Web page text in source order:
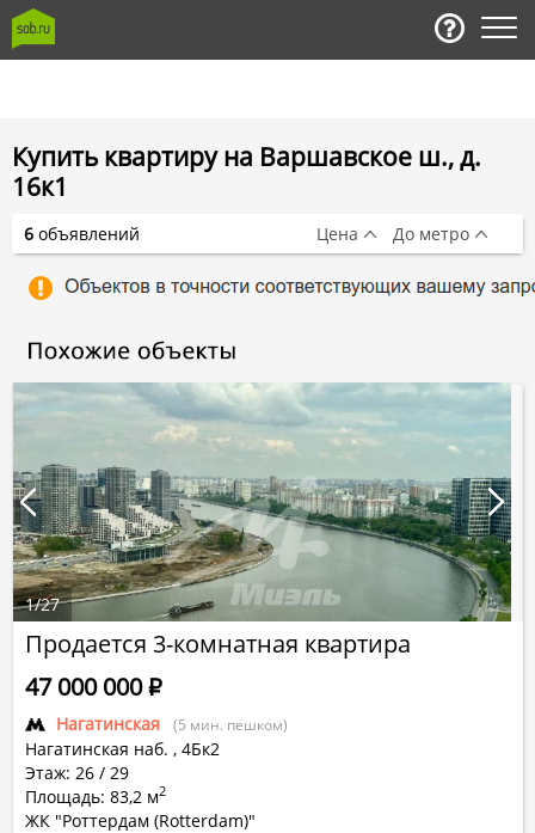
Купить квартиру на Варшавское ш., д.
16к1
Продается 3-комнатная квартира
Нагатинская (5 мин. пешком)
Нагатинская наб. , 4Бк2
Этаж: 26 / 29
Площадь: 83,2 м2
ЖК "Роттердам (Rotterdam)"
47 000 000Р
1/27
6 объявлений Цена До метро